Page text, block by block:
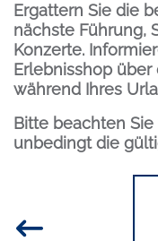
Ergattern Sie die
nächste Führung,
Konzerte.
Erlebnisshop
während Ihres
Bitte beachten
unbedingt die
Bild